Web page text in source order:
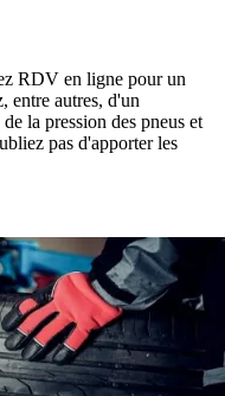
RDV en ligne pour un
entre autres, d'un
la pression des pneus et
pas d'apporter les